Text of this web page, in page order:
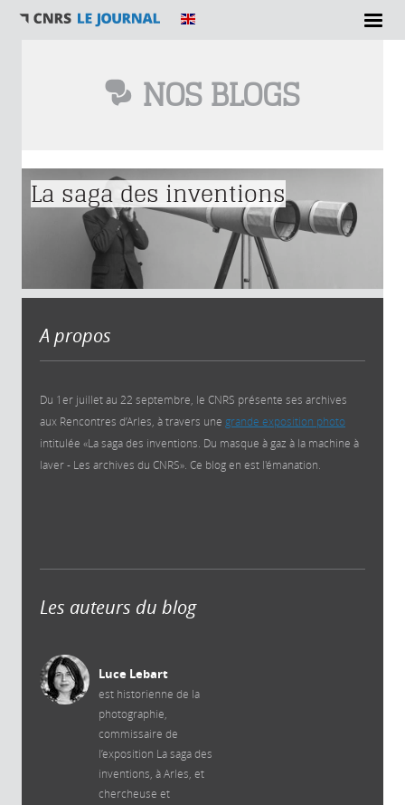
NOS BLOGS
Vous êtes ici
La saga des inventions
A propos
Du 1er juillet au 22 septembre, le CNRS présente ses archives
aux Rencontres d’Arles, à travers une grande exposition photo
intitulée «La saga des inventions. Du masque à gaz à la machine à
laver - Les archives du CNRS». Ce blog en est l'émanation.
Les auteurs du blog
Luce Lebart
est historienne de la
photographie,
commissaire de
l’exposition La saga des
inventions, à Arles, et
chercheuse et